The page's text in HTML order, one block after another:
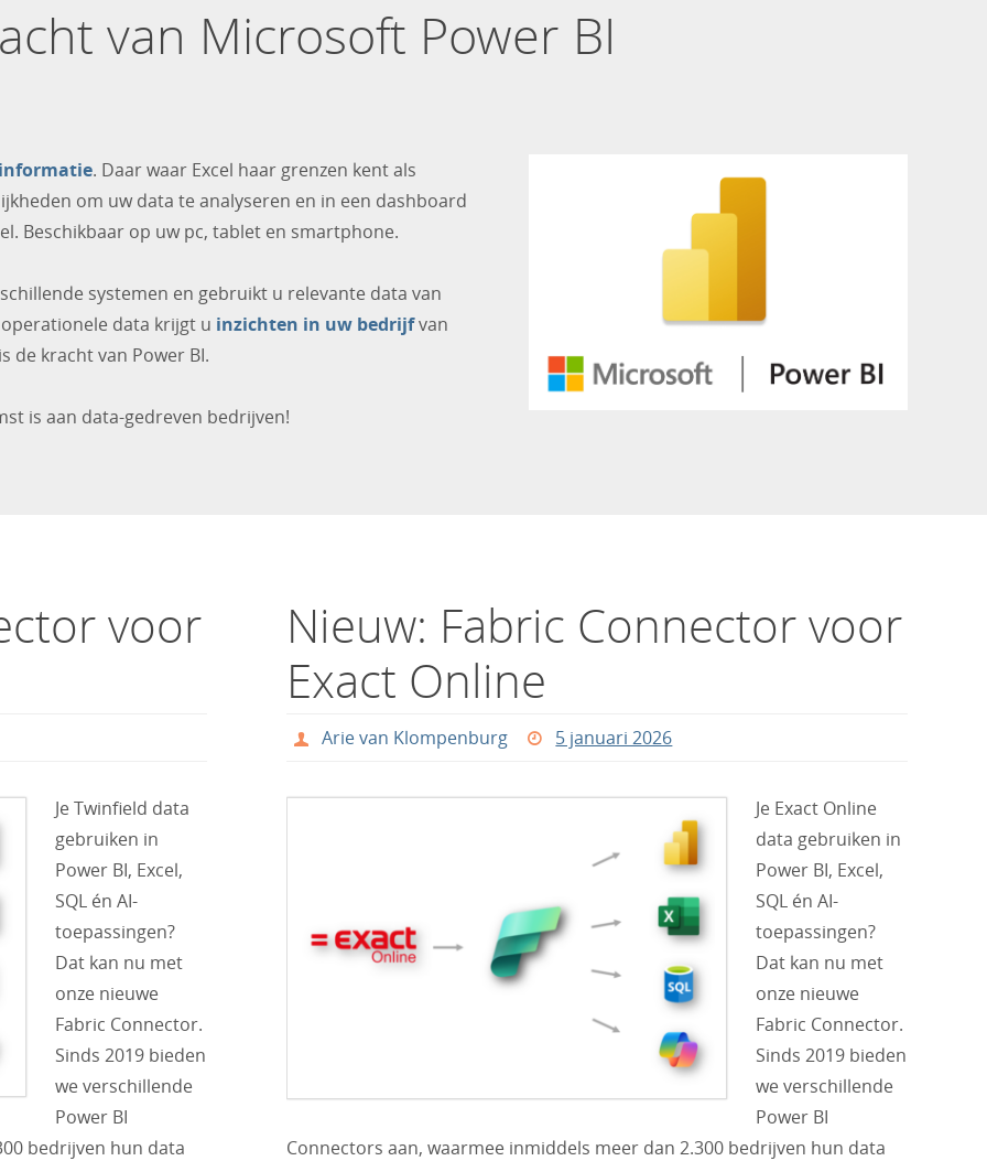
van Microsoft Power BI
. Daar waar Excel haar grenzen kent als
om uw data te analyseren en in een dashboard
Beschikbaar op uw pc, tablet en smartphone.
systemen en gebruikt u relevante data van
data krijgt u inzichten in uw bedrijfvan
de kracht van Power BI.
is aan data-gedreven bedrijven!
voor
Je Twinfield data
gebruiken in
Power BI, Excel,
SQL én AI-
toepassingen?
Dat kan nu met
onze nieuwe
Fabric Connector.
Sinds 2019 bieden
we verschillende
Power BI
bedrijven hun data
Nieuw: Fabric Connector voor
Exact Online
Arie van Klompenburg 5 januari 2026
Je Exact Online
data gebruiken in
Power BI, Excel,
SQL én AI-
toepassingen?
Dat kan nu met
onze nieuwe
Fabric Connector.
Sinds 2019 bieden
we verschillende
Power BI
Connectors aan, waarmee inmiddels meer dan 2.300 bedrijven hun data